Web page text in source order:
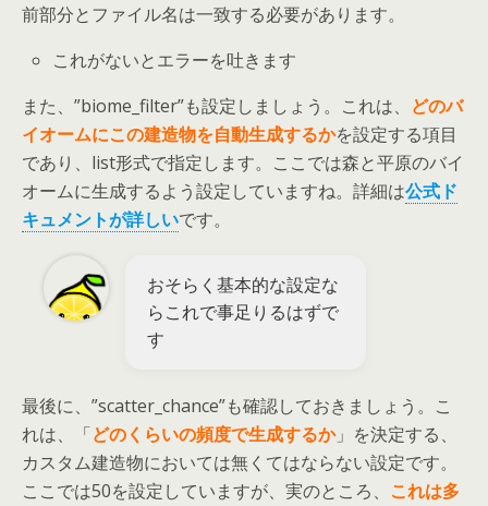
前部分とファイル名は一致する必要があります。
これがないとエラーを吐きます
また、”biome_filter”も設定しましょう。これは、 どのバ
イオームにこの建造物を自動生成するかを設定する項目
であり、list形式で指定します。ここでは森と平原のバイ
オームに生成するよう設定していますね。詳細は公式ド
キュメントが詳しいです。
おそらく基本的な設定な
らこれで事足りるはずで
す
最後に、”scatter_chance”も確認しておきましょう。こ
れは、「どのくらいの頻度で生成するか」を決定する、
カスタム建造物においては無くてはならない設定です。
ここでは50を設定していますが、実のところ、 これは多